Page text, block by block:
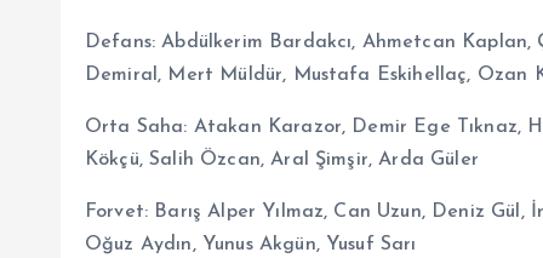
Defans: Abdülkerim Bardakcı, Ahmetcan Kaplan,
Demiral, Mert Müldür, Mustafa Eskihellaç, Ozan
Orta Saha: Atakan Karazor, Demir Ege Tıknaz,
Kökçü, Salih Özcan, Aral Şimşir, Arda Güler
Forvet: Barış Alper Yılmaz, Can Uzun, Deniz
Oğuz Aydın, Yunus Akgün, Yusuf Sarı